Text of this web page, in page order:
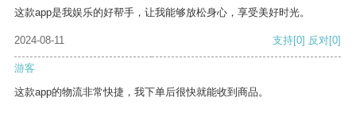
这款app是我娱乐的好帮手，让我能够放松身心，享受美好时光。
2024-08-11 支持[0] 反对[0]
游客
这款app的物流非常快捷，我下单后很快就能收到商品。